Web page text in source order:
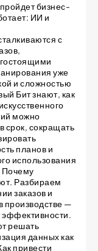
бизнес-
ИИ и
с
уже
и сложностью
Бит знают, как
можно
срок, сокращать
планов и
использования
Почему
Разбираем
заказов и
производстве —
решать
данных как
привести